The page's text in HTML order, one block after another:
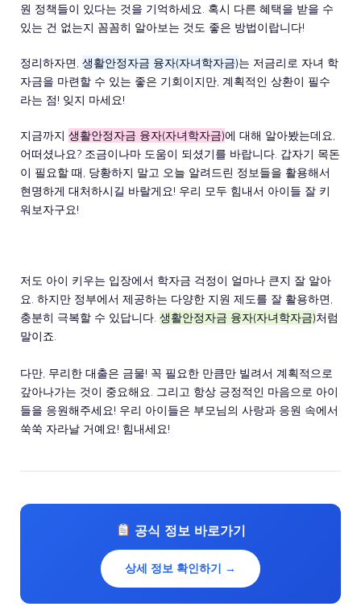
원 정책들이 있다는 것을 기억하세요. 혹시 다른 혜택을 받을 수
있는 건 없는지 꼼꼼히 알아보는 것도 좋은 방법이랍니다!
정리하자면, 생활안정자금 융자(자녀학자금)는 저금리로 자녀 학
자금을 마련할 수 있는 좋은 기회이지만, 계획적인 상환이 필수
라는 점! 잊지 마세요!
지금까지 생활안정자금 융자(자녀학자금)에 대해 알아봤는데요,
어떠셨나요? 조금이나마 도움이 되셨기를 바랍니다. 갑자기 목돈
이 필요할 때, 당황하지 말고 오늘 알려드린 정보들을 활용해서
현명하게 대처하시길 바랄게요! 우리 모두 힘내서 아이들 잘 키
워보자구요!
저도 아이 키우는 입장에서 학자금 걱정이 얼마나 큰지 잘 알아
요. 하지만 정부에서 제공하는 다양한 지원 제도를 잘 활용하면,
충분히 극복할 수 있답니다. 생활안정자금 융자(자녀학자금)처럼
말이죠.
다만, 무리한 대출은 금물! 꼭 필요한 만큼만 빌려서 계획적으로
갚아나가는 것이 중요해요. 그리고 항상 긍정적인 마음으로 아이
들을 응원해주세요! 우리 아이들은 부모님의 사랑과 응원 속에서
쑥쑥 자라날 거예요! 힘내세요!
공식 정보 바로가기
상세 정보 확인하기 →